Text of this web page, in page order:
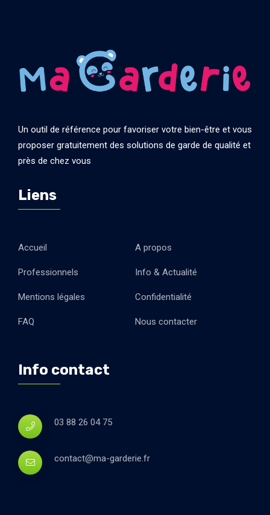
Un outil de référence pour favoriser votre bien-être et vous
proposer gratuitement des solutions de garde de qualité et
près de chez vous
Liens
Accueil A propos
Professionnels Info & Actualité
Mentions légales Confidentialité
FAQ Nous contacter
Info contact
03 88 26 04 75
contact@ma-garderie.fr